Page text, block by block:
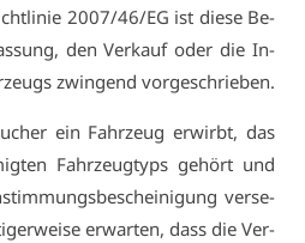
2007/46/EG ist die­se Be­
den Ver­kauf oder die In­
zwin­gend vor­ge­schrie­ben.
ein Fahr­zeug er­wirbt, das
Fahr­zeug­typs ge­hört und
ver­se­
er­war­ten, dass die Ver­